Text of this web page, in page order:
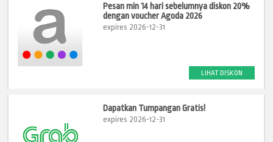
Pesan min 14 hari sebelumnya diskon 20%
dengan voucher Agoda 2026
expires 2026-12-31
LIHAT DISKON
Dapatkan Tumpangan Gratis!
expires 2026-12-31